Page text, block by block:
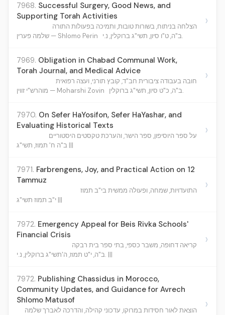
7968. Successful Surgery, Good News, and
Supporting Torah Activities
הצלחה בניתוח, בשורות טובות, ותמיכה בפעולות התורה
שלמה פערין — Shlomo Perin
ב"ה, ט"ו סיון, תשי"ג ברוקלין, נ.י.
›
7969. Obligation in Chabad Communal Work,
Torah Journal, and Medical Advice
חובה בעבודה ציבורית חב"ד, קובץ תורני, ועצה רפואית
מוהרש"י זווין — Moharshi Zovin
ב"ה, כ"ט סיון, תשי"ג ברוקלין.
›
7970. On Sefer HaYosifon, Sefer HaYashar, and
Evaluating Historical Texts
על ספר היוסיפון, ספר הישר, והערכת טקסטים היסטוריים
ב"ה ח' תמוז, תשי"ג |||
›
7971. Farbrengens, Joy, and Practical Action on 12
Tammuz
התועדויות, שמחה, ופעולה ממשית בי"ב תמוז
י"ב תמוז תשי"ג |||
›
7972. Emergency Appeal for Beis Rivka Schools'
Financial Crisis
קריאה דחופה, משבר כספי, בתי ספר בית רבקה
ב"ה, י"ט תמוז, ה'תשי"ג ברוקלין, נ.י. |||
›
7972. Publishing Chassidus in Morocco,
Community Updates, and Guidance for Avrech
Shlomo Matusof
הוצאת לאור חסידות במרוקו, עדכוני קהילה, והדרכה לאברך שלמה
›